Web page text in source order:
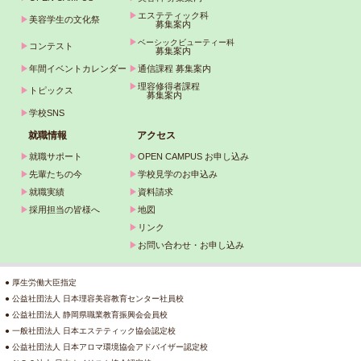
▶美容学生の文化祭 ▶ エステティック科
募集案内
▶ コンテスト ▶ベーシックビューティー科
募集案内
▶年間イベントカレンダー ▶通信課程 募集案内
▶ トピックス ▶理容修得者課程
募集案内
▶学校SNS
就職情報 アクセス
▶就職サポート ▶OPEN CAMPUS お申し込み
▶先輩たちの今 ▶学校見学のお申込み
▶就職実績 ▶ 資料請求
▶採用担当の皆様へ ▶地図
▶ リンク
▶ お問い合わせ・お申し込み
● 厚生労働大臣指定
● 公益社団法人 日本理容美容教育センター社員校
● 公益社団法人 静岡県職業教育振興会会員校
● 一般社団法人 日本エステティック協会認定校
● 公益社団法人 日本アロマ環境協会アドバイザー認定校